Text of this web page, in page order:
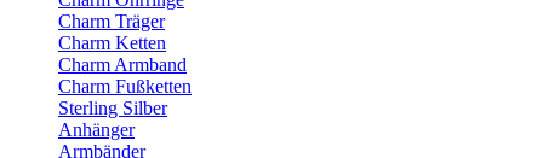
Charm Träger
Charm Ketten
Charm Armband
Charm Fußketten
Sterling Silber
Anhänger
Armbänder